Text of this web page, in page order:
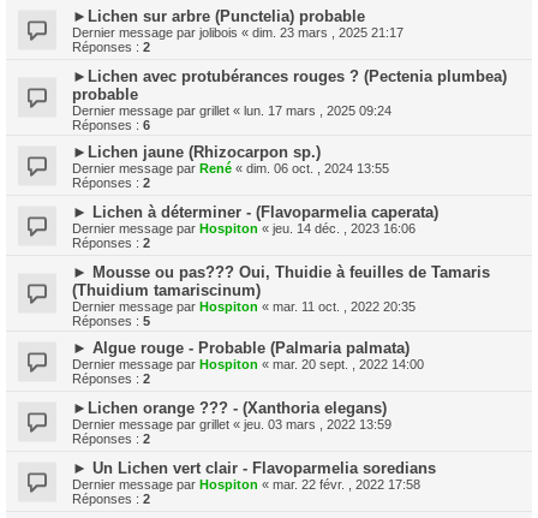
►Lichen sur arbre (Punctelia) probable
Dernier message par jolibois « dim. 23 mars , 2025 21:17
Réponses : 2
►Lichen avec protubérances rouges ? (Pectenia plumbea)
probable
Dernier message par grillet « lun. 17 mars , 2025 09:24
Réponses : 6
►Lichen jaune (Rhizocarpon sp.)
Dernier message par René « dim. 06 oct. , 2024 13:55
Réponses : 2
► Lichen à déterminer - (Flavoparmelia caperata)
Dernier message par Hospiton « jeu. 14 déc. , 2023 16:06
Réponses : 2
► Mousse ou pas??? Oui, Thuidie à feuilles de Tamaris
(Thuidium tamariscinum)
Dernier message par Hospiton « mar. 11 oct. , 2022 20:35
Réponses : 5
► Algue rouge - Probable (Palmaria palmata)
Dernier message par Hospiton « mar. 20 sept. , 2022 14:00
Réponses : 2
►Lichen orange ??? - (Xanthoria elegans)
Dernier message par grillet « jeu. 03 mars , 2022 13:59
Réponses : 2
► Un Lichen vert clair - Flavoparmelia soredians
Dernier message par Hospiton « mar. 22 févr. , 2022 17:58
Réponses : 2